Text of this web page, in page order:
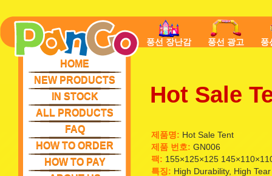
HOME
NEW PRODUCTS
IN STOCK
ALL PRODUCTS
FAQ
HOW TO ORDER
HOW TO PAY
풍선 장난감 풍선 광고 풍
Hot Sale
제품명: Hot Sale Tent
제품 번호: GN006
팩: 155×125×125
특징: High Durability, High